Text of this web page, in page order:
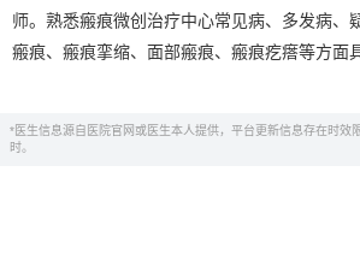
师。熟悉瘢痕微创治疗中心常见病、多发病、
瘢痕、瘢痕挛缩、面部瘢痕、瘢痕疙瘩等方面
*医生信息源自医院官网或医生本人提供，平台更新信息存在时效
时。